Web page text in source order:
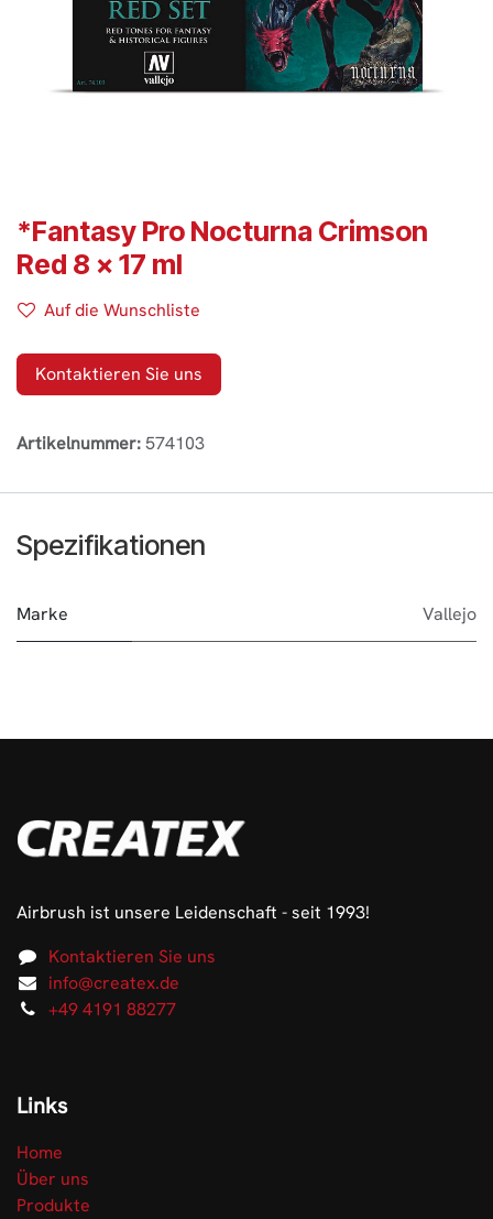
*Fantasy Pro Nocturna Crimson
Red 8 x 17 ml
Auf die Wunschliste
Kontaktieren Sie uns
Artikelnummer:574103
Spezifikationen
Marke Vallejo
Airbrush ist unsere Leidenschaft - seit 1993!
Kontaktieren Sie uns
info@createx.de
+49 4191 88277
Links
Home
Über uns
Produkte